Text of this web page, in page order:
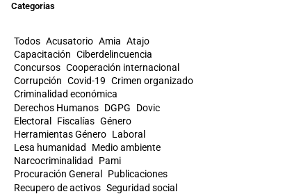
Categorias
Todos Acusatorio Amia Atajo
Capacitación Ciberdelincuencia
Concursos Cooperación internacional
Corrupción Covid-19 Crimen organizado
Criminalidad económica
Derechos Humanos DGPG
Dovic
Electoral
Fiscalías Género
Herramientas Género Laboral
Lesa humanidad
Medio ambiente
Narcocriminalidad
Pami
Procuración General
Publicaciones
Recupero de activos Seguridad social